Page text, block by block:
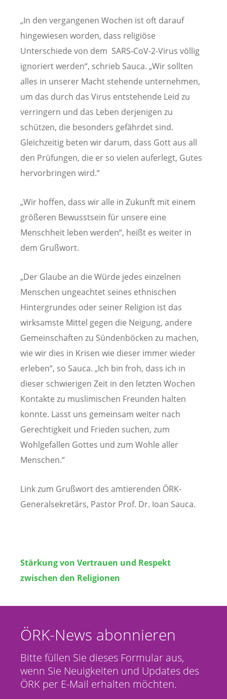
„In den vergangenen Wochen ist oft darauf
hingewiesen worden, dass religiöse
Unterschiede von dem SARS-CoV-2-Virus völlig
ignoriert werden“, schrieb Sauca. „Wir sollten
alles in unserer Macht stehende unternehmen,
um das durch das Virus entstehende Leid zu
verringern und das Leben derjenigen zu
schützen, die besonders gefährdet sind.
Gleichzeitig beten wir darum, dass Gott aus all
den Prüfungen, die er so vielen auferlegt, Gutes
hervorbringen wird.“
„Wir hoffen, dass wir alle in Zukunft mit einem
größeren Bewusstsein für unsere eine
Menschheit leben werden“, heißt es weiter in
dem Grußwort.
„Der Glaube an die Würde jedes einzelnen
Menschen ungeachtet seines ethnischen
Hintergrundes oder seiner Religion ist das
wirksamste Mittel gegen die Neigung, andere
Gemeinschaften zu Sündenböcken zu machen,
wie wir dies in Krisen wie dieser immer wieder
erleben“, so Sauca. „Ich bin froh, dass ich in
dieser schwierigen Zeit in den letzten Wochen
Kontakte zu muslimischen Freunden halten
konnte. Lasst uns gemeinsam weiter nach
Gerechtigkeit und Frieden suchen, zum
Wohlgefallen Gottes und zum Wohle aller
Menschen.“
Link zum Grußwort des amtierenden ÖRK-
Generalsekretärs, Pastor Prof. Dr. Ioan Sauca.
Stärkung von Vertrauen und Respekt
zwischen den Religionen
ÖRK-News abonnieren
Bitte füllen Sie dieses Formular aus,
wenn Sie Neuigkeiten und Updates des
ÖRK per E-Mail erhalten möchten.